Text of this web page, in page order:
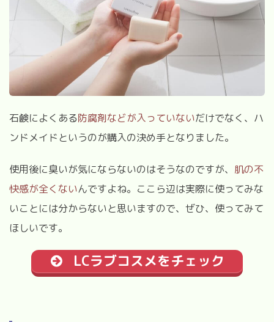
石鹸によくある防腐剤などが入っていないだけでなく、ハ
ンドメイドというのが購入の決め手となりました。
使用後に臭いが気にならないのはそうなのですが、 肌の不
快感が全くないんですよね。ここら辺は実際に使ってみな
いことには分からないと思いますので、ぜひ、使ってみて
ほしいです。
LCラブコスメをチェック